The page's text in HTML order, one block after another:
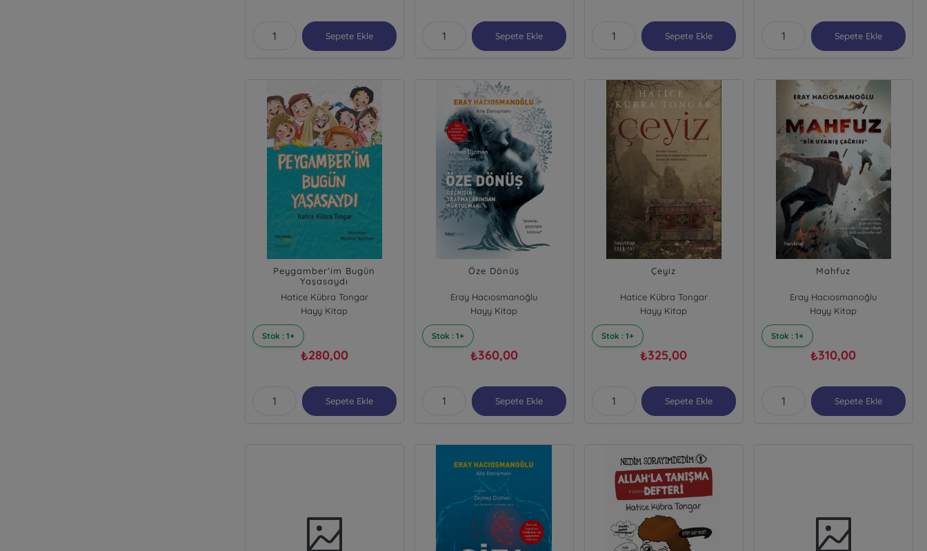
Sepete Ekle Sepete Ekle Sepete Ekle Sepete Ekle
Peygamber’im Bugün
Yaşasaydı
Hatice Kübra Tongar
Hayy Kitap
Stok : 1+
₺280,00
Sepete Ekle
Öze Dönüş
Eray Hacıosmanoğlu
Hayy Kitap
Stok : 1+
₺360,00
Sepete Ekle
Çeyiz
Hatice Kübra Tongar
Hayy Kitap
Stok : 1+
₺325,00
Sepete Ekle
Mahfuz
Eray Hacıosmanoğlu
Hayy Kitap
Stok : 1+
₺310,00
Sepete Ekle